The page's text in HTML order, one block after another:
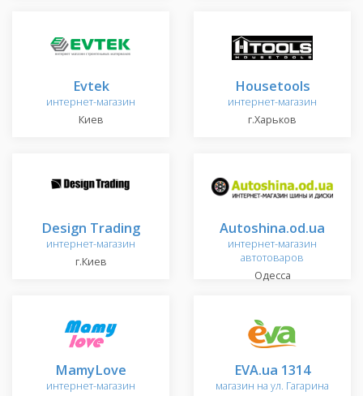
Evtek
интернет-магазин
Киев
Housetools
интернет-магазин
г.Харьков
Design Trading
интернет-магазин
г.Киев
Autoshina.od.ua
интернет-магазин
автотоваров
Одесса
MamyLove
интернет-магазин
EVA.ua 1314
магазин на ул. Гагарина